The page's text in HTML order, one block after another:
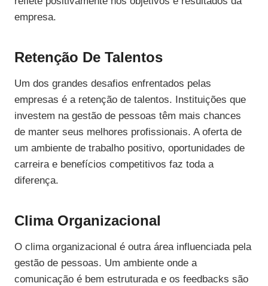
empresa.
Retenção De Talentos
Um dos grandes desafios enfrentados pelas
empresas é a retenção de talentos. Instituições que
investem na gestão de pessoas têm mais chances
de manter seus melhores profissionais. A oferta de
um ambiente de trabalho positivo, oportunidades de
carreira e benefícios competitivos faz toda a
diferença.
Clima Organizacional
O clima organizacional é outra área influenciada pela
gestão de pessoas. Um ambiente onde a
comunicação é bem estruturada e os feedbacks são